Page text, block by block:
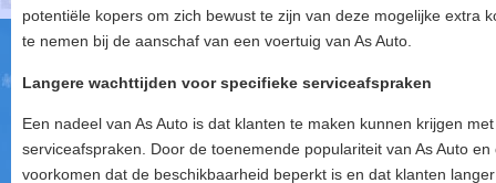
potentiële kopers om zich bewust te zijn van deze mogelijke extra
te nemen bij de aanschaf van een voertuig van As Auto.
Langere wachttijden voor specifieke serviceafspraken
Een nadeel van As Auto is dat klanten te maken kunnen krijgen
serviceafspraken. Door de toenemende populariteit van As Auto
voorkomen dat de beschikbaarheid beperkt is en dat klanten